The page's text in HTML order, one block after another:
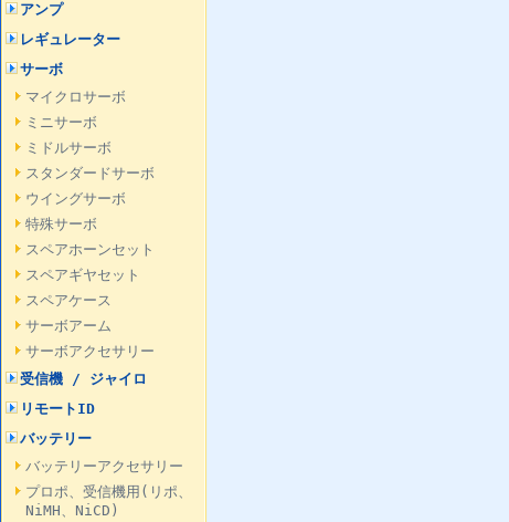
アンプ
レギュレーター
サーボ
マイクロサーボ
ミニサーボ
ミドルサーボ
スタンダードサーボ
ウイングサーボ
特殊サーボ
スペアホーンセット
スペアギヤセット
スペアケース
サーボアーム
サーボアクセサリー
受信機 / ジャイロ
リモートID
バッテリー
バッテリーアクセサリー
プロポ、受信機用(リポ、
NiMH、NiCD)